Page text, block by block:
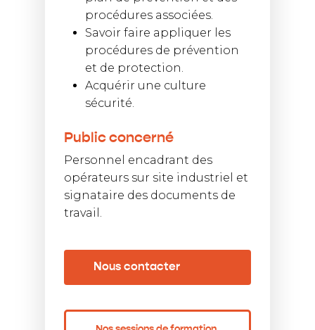
procédures associées.
Savoir faire appliquer les
procédures de prévention
et de protection.
Acquérir une culture
sécurité.
Public concerné
Personnel encadrant des
opérateurs sur site industriel et
signataire des documents de
travail.
Nous contacter